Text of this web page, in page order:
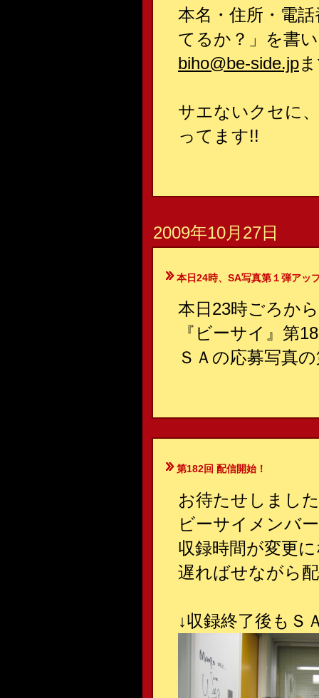
本名・住所・電
てるか？」を書
biho@be-side.jp
サエないクセに
ってます!!
2009年10月27日
本日24時、SA写真第１弾アッ
本日23時ごろか
『ビーサイ』第
ＳＡの応募写真
第182回 配信開始！
お待たせしまし
ビーサイメンバ
収録時間が変更
遅ればせながら
↓収録終了後もＳ